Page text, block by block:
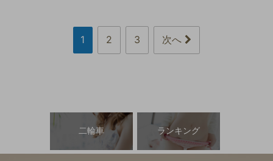
1 2 3 次へ
二輪車 ランキング